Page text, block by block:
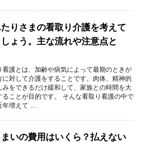
りさまの看取り介護を考えて
ょう。主な流れや注意点と
看護とは、加齢や病気によって最期のときが
に対して介護をすることです。肉体、精神的
みをできるだけ緩和して、家族との時間を大
ることが目的です。 そんな看取り看護の中で
年増えて ...
いの費用はいくら？払えない